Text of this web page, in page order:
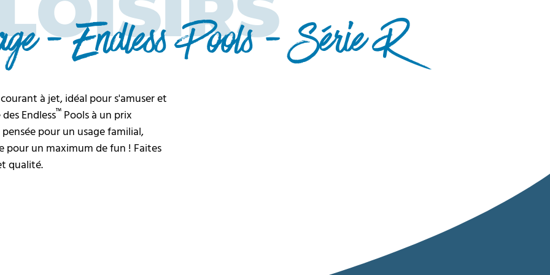
- Endless Pools - Série R
à jet, idéal pour s'amuser et
Endless™ Pools à un prix
pour un usage familial,
pour un maximum de fun ! Faites
qualité.